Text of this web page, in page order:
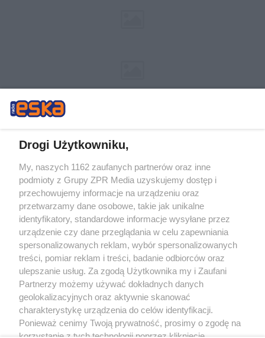
Żaden utwór zamieszczony w serwisie nie może być powielany i
rozpowszechniany lub dalej rozpowszechniany w jakikolwiek sposób (w
tym także elektroniczny lub mechaniczny) na jakimkolwiek polu
eksploatacji w jakiejkolwiek formie, włącznie z umieszczaniem w Internecie
bez pisemnej zgody właściciela praw. Jakiekolwiek użycie lub
wykorzystanie utworów w całości lub w części z naruszeniem prawa, tzn.
bez właściwej zgody, jest zabronione pod groźbą kary i może być ścigane
prawnie.
O nas
Drogi Użytkowniku,
My, naszych 1162 zaufanych partnerów oraz inne
podmioty z Grupy ZPR Media uzyskujemy dostęp i
przechowujemy informacje na urządzeniu oraz
przetwarzamy dane osobowe, takie jak unikalne
identyfikatory, standardowe informacje wysyłane przez
urządzenie czy dane przeglądania w celu zapewniania
spersonalizowanych reklam, wybór spersonalizowanych
treści, pomiar reklam i treści, badanie odbiorców oraz
ulepszanie usług. Za zgodą Użytkownika my i Zaufani
Partnerzy możemy używać dokładnych danych
geolokalizacyjnych oraz aktywnie skanować
charakterystykę urządzenia do celów identyfikacji.
Ponieważ cenimy Twoją prywatność, prosimy o zgodę na
korzystanie z tych technologii poprzez kliknięcie